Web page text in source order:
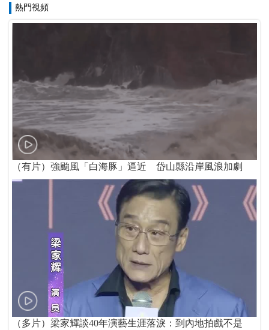
熱門視頻
（有片）強颱風「白海豚」逼近 岱山縣沿岸風浪加劇
（多片）梁家輝談40年演藝生涯落淚：到內地拍戲不是